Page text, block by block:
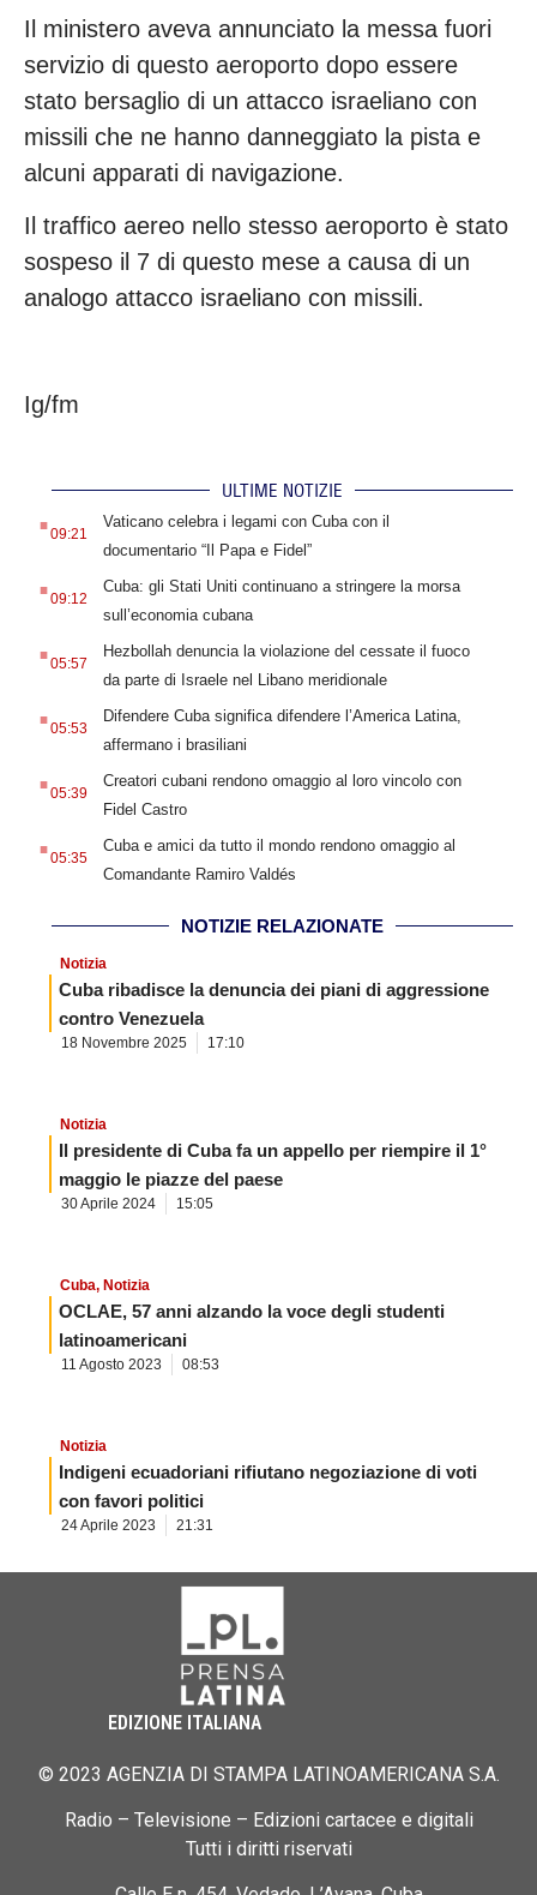
Il ministero aveva annunciato la messa fuori
servizio di questo aeroporto dopo essere
stato bersaglio di un attacco israeliano con
missili che ne hanno danneggiato la pista e
alcuni apparati di navigazione.
Il traffico aereo nello stesso aeroporto è stato
sospeso il 7 di questo mese a causa di un
analogo attacco israeliano con missili.
Ig/fm
ULTIME NOTIZIE
.09:21
Vaticano celebra i legami con Cuba con il
documentario “Il Papa e Fidel”
.09:12
Cuba: gli Stati Uniti continuano a stringere la morsa
sull’economia cubana
.05:57
Hezbollah denuncia la violazione del cessate il fuoco
da parte di Israele nel Libano meridionale
.05:53
Difendere Cuba significa difendere l’America Latina,
affermano i brasiliani
.05:39
Creatori cubani rendono omaggio al loro vincolo con
Fidel Castro
.05:35
Cuba e amici da tutto il mondo rendono omaggio al
Comandante Ramiro Valdés
NOTIZIE RELAZIONATE
Notizia
Cuba ribadisce la denuncia dei piani di aggressione
contro Venezuela
18 Novembre 2025 17:10
Notizia
Il presidente di Cuba fa un appello per riempire il 1°
maggio le piazze del paese
30 Aprile 2024 15:05
Cuba, Notizia
OCLAE, 57 anni alzando la voce degli studenti
latinoamericani
11 Agosto 2023 08:53
Notizia
Indigeni ecuadoriani rifiutano negoziazione di voti
con favori politici
24 Aprile 2023 21:31
EDIZIONE ITALIANA
© 2023 AGENZIA DI STAMPA LATINOAMERICANA S.A.
Radio – Televisione – Edizioni cartacee e digitali
Tutti i diritti riservati